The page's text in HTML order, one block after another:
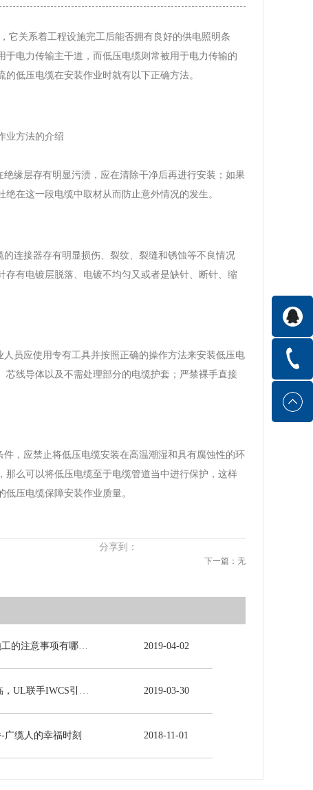
它关系着工程设施完工后能否拥有良好的供电照明条
于电力传输主干道，而低压电缆则常被用于电力传输的
低压电缆在安装作业时就有以下正确方法。
缘层存有明显污渍，应在清除干净后再进行安装；如果
在这一段电缆中取材从而防止意外情况的发生。
连接器存有明显损伤、裂纹、裂缝和锈蚀等不良情况
有电镀层脱落、电镀不均匀又或者是缺针、断针、缩
员应使用专有工具并按照正确的操作方法来安装低压电
线导体以及不需处理部分的电缆护套；严禁裸手直接
，应禁止将低压电缆安装在高温潮湿和具有腐蚀性的环
么可以将低压电缆至于电缆管道当中进行保护，这样
压电缆保障安装作业质量。
分享到：
下一篇：无
2019-04-02
2019-03-30
广缆人的幸福时刻 2018-11-01